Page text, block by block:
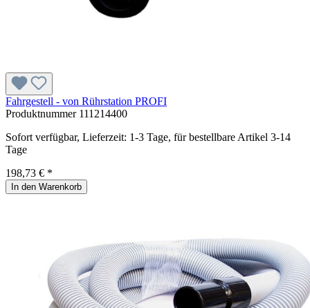
Fahrgestell - von Rührstation PROFI
Produktnummer 111214400
Sofort verfügbar, Lieferzeit: 1-3 Tage, für bestellbare Artikel 3-14
Tage
198,73 € *
In den Warenkorb